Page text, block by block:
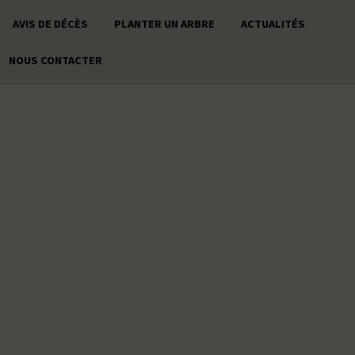
AVIS DE DÉCÈS PLANTER UN ARBRE ACTUALITÉS
NOUS CONTACTER